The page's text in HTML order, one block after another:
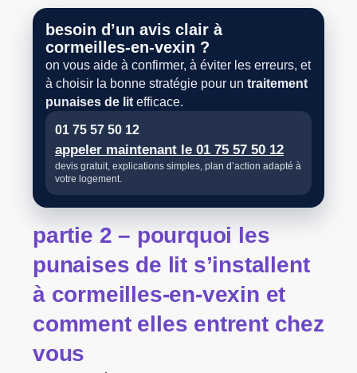
besoin d’un avis clair à
cormeilles-en-vexin ?
on vous aide à confirmer, à éviter les erreurs, et
à choisir la bonne stratégie pour un traitement
punaises de lit efficace.
01 75 57 50 12
appeler maintenant le 01 75 57 50 12
devis gratuit, explications simples, plan d’action adapté à
votre logement.
partie 2 – pourquoi les
punaises de lit s’installent
à cormeilles-en-vexin et
comment elles entrent chez
vous